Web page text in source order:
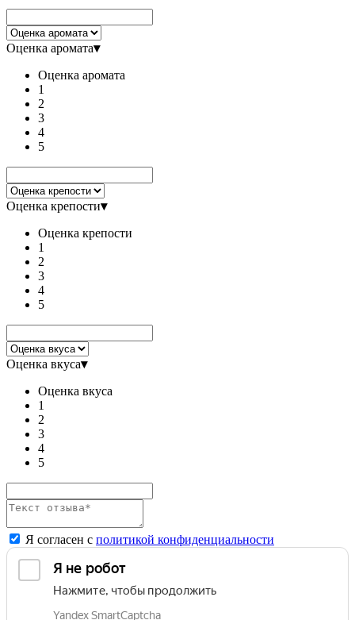
Оценка аромата▾
Оценка аромата
1
2
3
4
5
Оценка крепости▾
Оценка крепости
1
2
3
4
5
Оценка вкуса▾
Оценка вкуса
1
2
3
4
5
Я согласен с политикой конфиденциальности